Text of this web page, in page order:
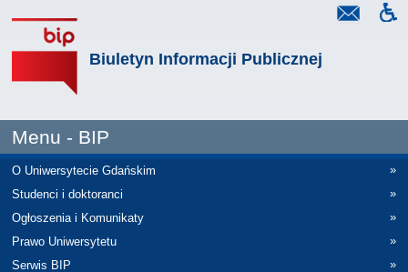
Biuletyn Informacji Publicznej
Menu - BIP
O Uniwersytecie Gdańskim
»
Studenci i doktoranci
»
Ogłoszenia i Komunikaty
»
Prawo Uniwersytetu
»
Serwis BIP
»